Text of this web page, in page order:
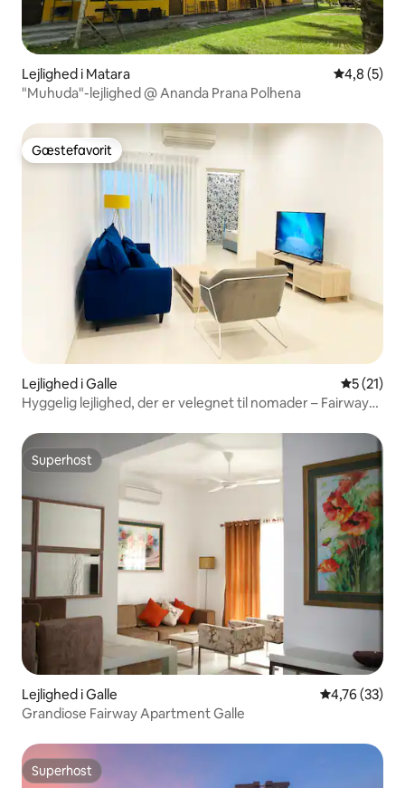
Lejlighed i Matara 4,8 ud af 5
4,8 (5)
"Muhuda"-lejlighed @ Ananda Prana Polhena
Gæstefavorit
Gæstefavorit
Lejlighed i Galle 5 ud af 5
5 (21)
Hyggelig lejlighed, der er velegnet til nomader – Fairway
Superhost
Superhost
Lejlighed i Galle 4,76 ud af 5
4,76 (33)
Grandiose Fairway Apartment Galle
Superhost
Superhost